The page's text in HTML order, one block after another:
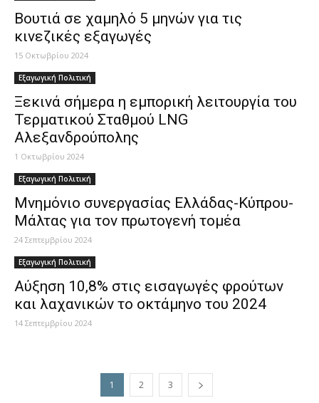
Βουτιά σε χαμηλό 5 μηνών για τις
κινεζικές εξαγωγές
15 Οκτωβρίου 2024
Εξαγωγική Πολιτική
Ξεκινά σήμερα η εμπορική λειτουργία του
Τερματικού Σταθμού LNG
Αλεξανδρούπολης
1 Οκτωβρίου 2024
Εξαγωγική Πολιτική
Μνημόνιο συνεργασίας Ελλάδας-Κύπρου-
Μάλτας για τον πρωτογενή τομέα
24 Σεπτεμβρίου 2024
Εξαγωγική Πολιτική
Αύξηση 10,8% στις εισαγωγές φρούτων
και λαχανικών το οκτάμηνο του 2024
14 Σεπτεμβρίου 2024
1 2 3